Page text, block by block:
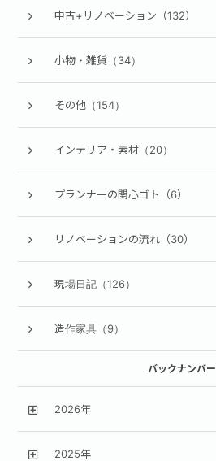
中古+リノベーション（132）
小物・雑貨（34）
その他（154）
インテリア・素材（20）
プランナーの関心ゴト（6）
リノベーションの流れ（30）
現場日記（126）
造作家具（9）
バックナンバー
2026年
2025年